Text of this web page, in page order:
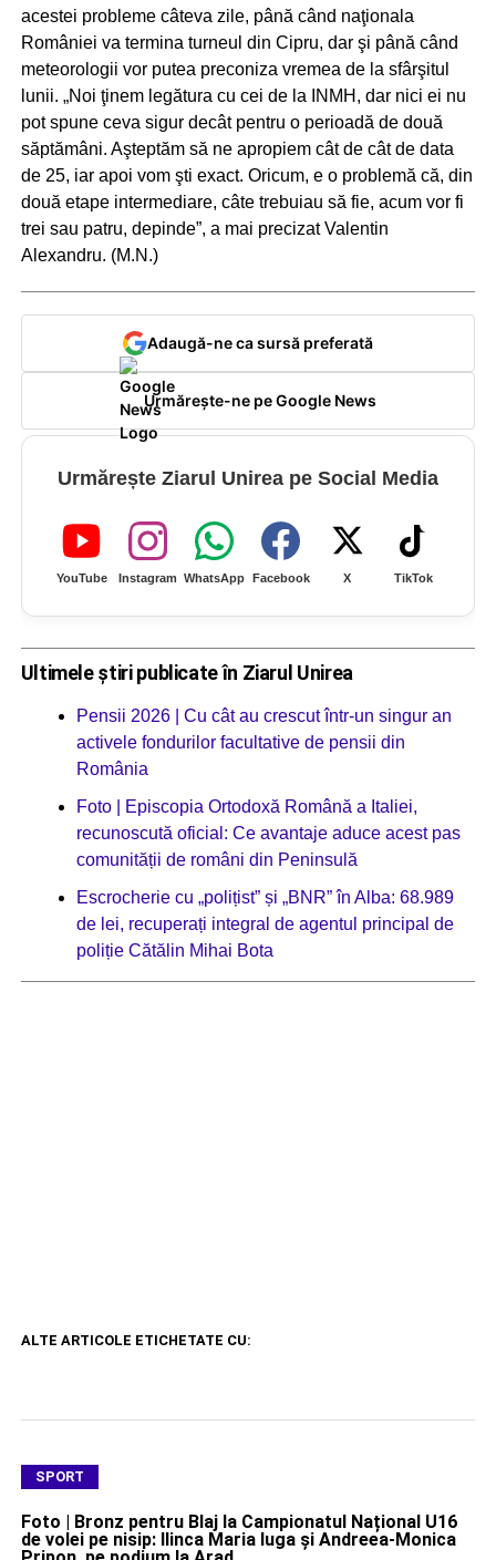
acestei probleme câteva zile, până când naţionala
României va termina turneul din Cipru, dar şi până când
meteorologii vor putea preconiza vremea de la sfârşitul
lunii. „Noi ţinem legătura cu cei de la INMH, dar nici ei nu
pot spune ceva sigur decât pentru o perioadă de două
săptămâni. Aşteptăm să ne apropiem cât de cât de data
de 25, iar apoi vom şti exact. Oricum, e o problemă că, din
două etape intermediare, câte trebuiau să fie, acum vor fi
trei sau patru, depinde”, a mai precizat Valentin
Alexandru. (M.N.)
Adaugă-ne ca sursă preferată
Urmărește-ne pe Google News
Urmărește Ziarul Unirea pe Social Media
YouTube Instagram WhatsApp Facebook X TikTok
Ultimele știri publicate în Ziarul Unirea
Pensii 2026 | Cu cât au crescut într-un singur an
activele fondurilor facultative de pensii din
România
Foto | Episcopia Ortodoxă Română a Italiei,
recunoscută oficial: Ce avantaje aduce acest pas
comunității de români din Peninsulă
Escrocherie cu „polițist” și „BNR” în Alba: 68.989
de lei, recuperați integral de agentul principal de
poliție Cătălin Mihai Bota
ALTE ARTICOLE ETICHETATE CU:
SPORT
Foto | Bronz pentru Blaj la Campionatul Național U16
de volei pe nisip: Ilinca Maria Iuga și Andreea-Monica